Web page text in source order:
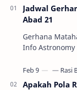
Jadwal
Abad 21
Gerhana
Info
Apakah Pola